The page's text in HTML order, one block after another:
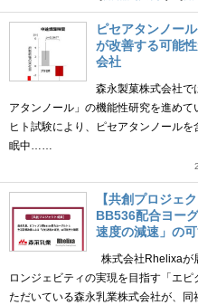
ピセアタンノー
が改善する可能
会社
森永製菓株式会社で
アタンノール」の機能性研究を進め
ヒト試験により、ピセアタンノール
眠中……
【共創プロジェ
BB536配合ヨー
速度の減速」の
株式会社Rhelixaが
ロンジェビティの実現を目指す「エ
ただいている森永乳業株式会社が、